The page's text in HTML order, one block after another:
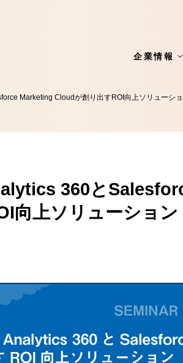
企業情報
Marketing Cloudが創り出すROI向上ソリューシ
360と
向上ソリューション